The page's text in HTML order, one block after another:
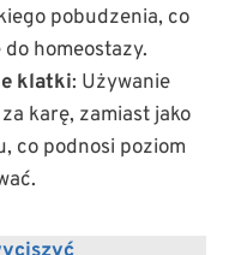
pobudzenia, co
homeostazy.
klatki: Używanie
karę, zamiast jako
co podnosi poziom